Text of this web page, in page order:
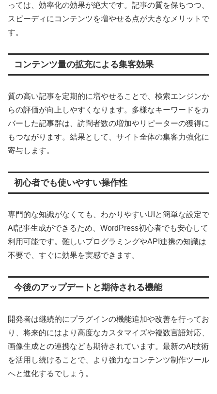
っては、効率化の効果が絶大です。記事の質を保ちつつ、
スピーディにコンテンツを増やせる点が大きなメリットで
す。
コンテンツ量の拡充による集客効果
質の高い記事を定期的に増やせることで、検索エンジンか
らの評価が向上しやすくなります。多様なキーワードをカ
バーした記事群は、訪問者数の増加やリピーターの獲得に
もつながります。結果として、サイト全体の集客力強化に
寄与します。
初心者でも使いやすい操作性
専門的な知識がなくても、わかりやすいUIと簡単な設定で
AI記事生成ができるため、WordPress初心者でも安心して
利用可能です。難しいプログラミングやAPI連携の知識は
不要で、すぐに効果を実感できます。
今後のアップデートと期待される機能
開発者は継続的にプラグインの機能追加や改善を行ってお
り、将来的にはより高度なカスタマイズや複数言語対応、
画像生成との連携なども期待されています。最新のAI技術
を活用し続けることで、より強力なコンテンツ制作ツール
へと進化するでしょう。